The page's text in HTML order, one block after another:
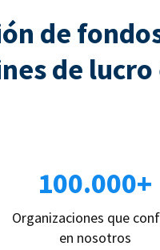
de
de
100.000+
Organizaciones que
en nosotros